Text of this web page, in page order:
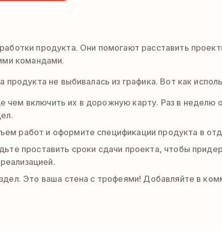
продукта. Они помогают расставить
командами.
не выбивалась из графика. Вот как
чем включить их в дорожную карту. Раз в неделю
работ и оформите спецификации продукта в
проставить сроки сдачи проекта, чтобы
Это ваша стена с трофеями! Добавляйте в